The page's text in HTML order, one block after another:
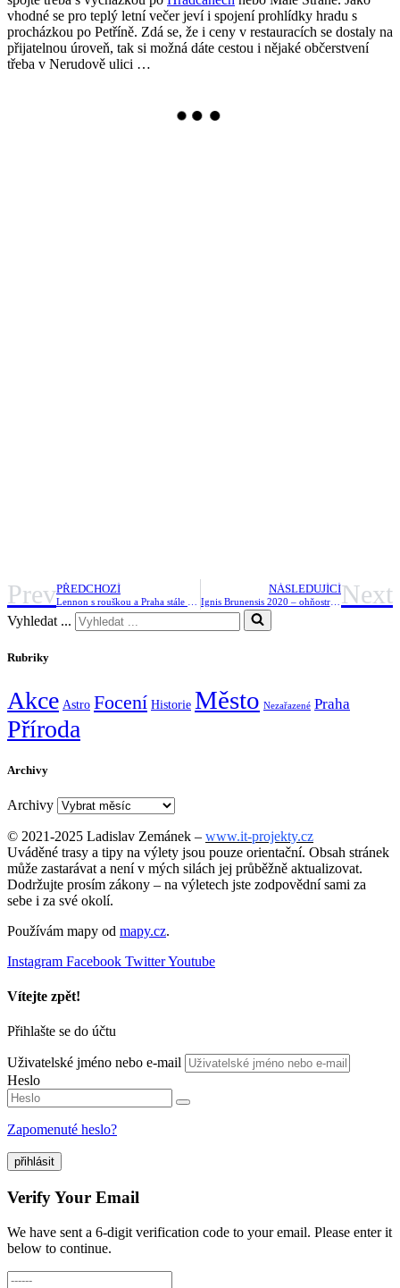
vhodné se pro teplý letní večer jeví i spojení prohlídky hradu s
procházkou po Petříně. Zdá se, že i ceny v restauracích se dostaly na
přijatelnou úroveň, tak si možná dáte cestou i nějaké občerstvení
třeba v Nerudově ulici …
PrevPŘEDCHOZÍ NÁSLEDUJÍCÍ
Ignis Brunensis 2020 – ohňostroj v Brně bude Next
Vyhledat ...
Rubriky
Akce Astro Focení Historie Město Nezařazené Praha
Příroda
Archivy
Archivy
© 2021-2025 Ladislav Zemánek – www.it-projekty.cz
Uváděné trasy a tipy na výlety jsou pouze orientační. Obsah stránek
může zastarávat a není v mých silách jej průběžně aktualizovat.
Dodržujte prosím zákony – na výletech jste zodpovědní sami za
sebe i za své okolí.
Používám mapy od mapy.cz.
Instagram Facebook TwitterYoutube
Vítejte zpět!
Přihlašte se do účtu
Uživatelské jméno nebo e-mail
Heslo
Zapomenuté heslo?
přihlásit
Verify Your Email
We have sent a 6-digit verification code to your email. Please enter it
below to continue.